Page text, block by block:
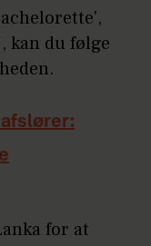
kan du følge
for at